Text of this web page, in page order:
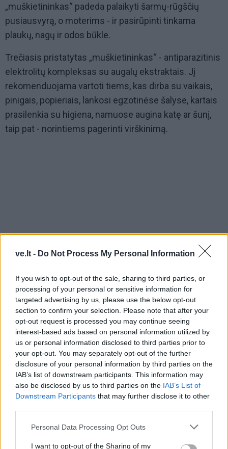
ve.lt - Do Not Process My Personal Information
If you wish to opt-out of the sale, sharing to third parties, or
processing of your personal or sensitive information for
targeted advertising by us, please use the below opt-out
section to confirm your selection. Please note that after your
opt-out request is processed you may continue seeing
interest-based ads based on personal information utilized by
us or personal information disclosed to third parties prior to
your opt-out. You may separately opt-out of the further
disclosure of your personal information by third parties on the
IAB’s list of downstream participants. This information may
also be disclosed by us to third parties on the IAB’s List of
Downstream Participants that may further disclose it to other
Personal Data Processing Opt Outs
I want to opt-out of the Sharing of my
„muškietininkas“ padeda palaikyti šarmų-rūgščių
pusiausvyrą, o moterims - ir pasirūpinti tinkama
plaukų, nagų ir odos būkle.
Trečiasis pristatytas „muškietininkas“ - antiparazitinis
elektrolitų kompleksas su augalų ekstraktais. Jį
rekomenduojama vartoti tiems, kas dirba su vaikais,
pinigais, popieriais, lankosi egzotinėse šalyse, kartais
prasilenkia su higiena, namuose augina katę ar šunį,
taip pat - norintiems pagerinti virškinimą.
„Žmogus yra gamtos dalis, tad organizmą geriausia
stiprinti rudenį ir pavasarį, kai parazitai yra labiausiai
aktyvūs“, - reziumavo lektorė.
Įkvepia siekti savo tikslų
Paklaustas, kodėl per 14 įmonės gyvavimo metų,
surengtas tik pirmasis susitikimas su vaistininkais,
BIOFARMACIJOS vadovas paaiškino: „Gal reikėjo
subręsti, kad taptume įdomūs?“